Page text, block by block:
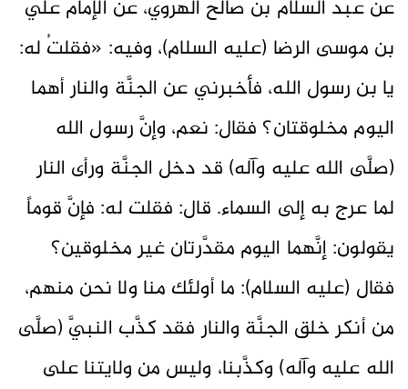
عن عبد السلام بن صالح الهرويّ، عن الإمام علي
بن موسى الرضا (عليه السلام)، وفيه: «فقلتُ له:
يا بن رسول الله، فأخبرني عن الجنَّة والنار أهما
اليوم مخلوقتان؟ فقال: نعم، وإنَّ رسول الله
(صلَّى الله عليه وآله) قد دخل الجنَّة ورأى النار
لما عرج به إلى السماء. قال: فقلت له: فإنَّ قوماً
يقولون: إنَّهما اليوم مقدَّرتان غير مخلوقين؟
فقال (عليه السلام): ما أولئك منا ولا نحن منهم،
من أنكر خلق الجنَّة والنار فقد كذَّب النبيَّ (صلَّى
الله عليه وآله) وكذَّبنا، وليس من ولايتنا على